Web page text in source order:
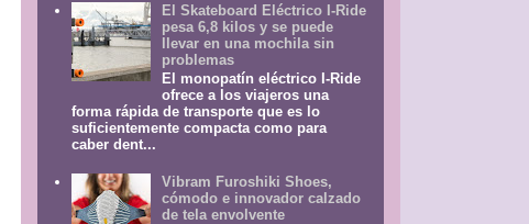
El Skateboard Eléctrico I-Ride
pesa 6,8 kilos y se puede
llevar en una mochila sin
problemas
El monopatín eléctrico I-Ride
ofrece a los viajeros una
forma rápida de transporte que es lo
suficientemente compacta como para
caber dent...
Vibram Furoshiki Shoes,
cómodo e innovador calzado
de tela envolvente